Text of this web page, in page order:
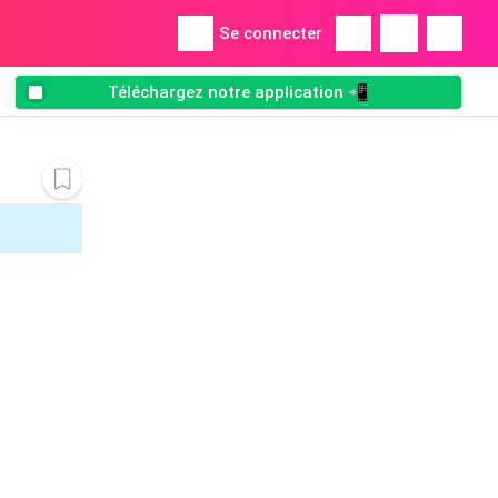
Se connecter
Téléchargez notre application 📲